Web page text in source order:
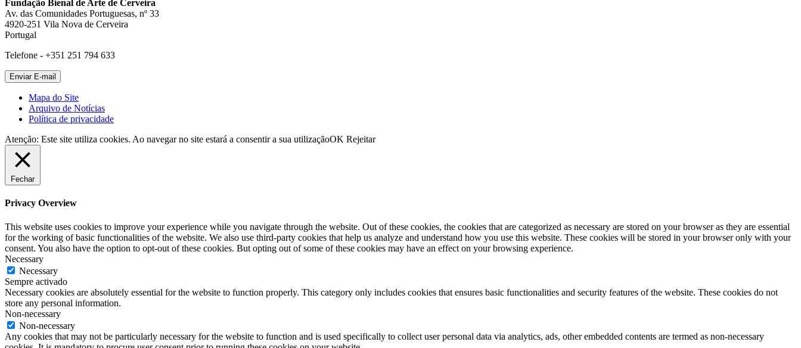
Fundação Bienal de Arte de Cerveira
Av. das Comunidades Portuguesas, nº 33
4920-251 Vila Nova de Cerveira
Portugal
Telefone - +351 251 794 633
Mapa do Site
Arquivo de Notícias
Política de privacidade
Atenção: Este site utiliza cookies. Ao navegar no site estará a consentir a sua utilizaçãoOK Rejeitar
Fechar
Privacy Overview
This website uses cookies to improve your experience while you navigate through the website. Out of these cookies, the cookies that are categorized as necessary are stored on your browser as they are essential
for the working of basic functionalities of the website. We also use third-party cookies that help us analyze and understand how you use this website. These cookies will be stored in your browser only with your
consent. You also have the option to opt-out of these cookies. But opting out of some of these cookies may have an effect on your browsing experience.
Necessary
Necessary
Sempre activado
Necessary cookies are absolutely essential for the website to function properly. This category only includes cookies that ensures basic functionalities and security features of the website. These cookies do not
store any personal information.
Non-necessary
Non-necessary
Any cookies that may not be particularly necessary for the website to function and is used specifically to collect user personal data via analytics, ads, other embedded contents are termed as non-necessary